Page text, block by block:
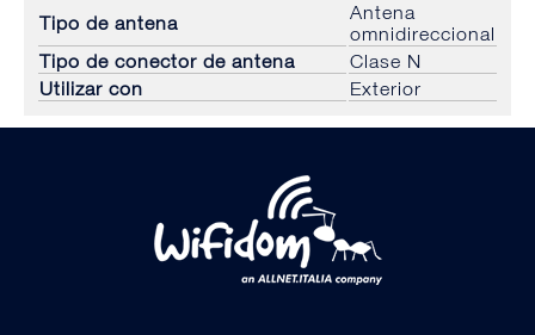
Tipo de antena
Antena
omnidireccional
Tipo de conector de antena
Clase N
Utilizar con
Exterior